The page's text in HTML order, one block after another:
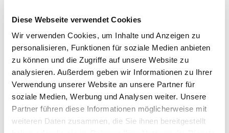
Diese Webseite verwendet Cookies
Wir verwenden Cookies, um Inhalte und Anzeigen zu
personalisieren, Funktionen für soziale Medien anbieten
zu können und die Zugriffe auf unsere Website zu
analysieren. Außerdem geben wir Informationen zu Ihrer
Verwendung unserer Website an unsere Partner für
soziale Medien, Werbung und Analysen weiter. Unsere
Partner führen diese Informationen möglicherweise mit
weiteren Daten zusammen, die Sie ihnen bereitgestellt
Weiterlesen
Vorstand
Die personelle Zusammensetzung und
Zuständigkeitsbereiche des KJF-Vorstandes